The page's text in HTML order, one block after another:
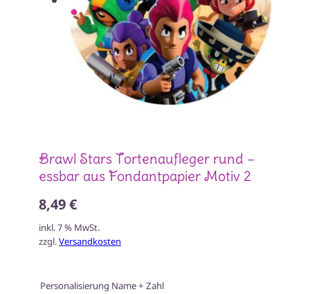
Brawl Stars Tortenaufleger rund –
essbar aus Fondantpapier Motiv 2
8,49 €
inkl. 7 % MwSt.
zzgl.Versandkosten
Personalisierung Name + Zahl